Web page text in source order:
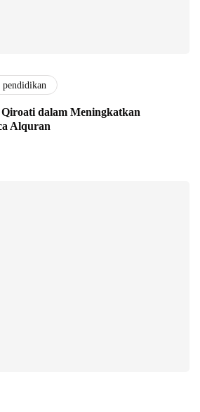
pendidikan
dalam Meningkatkan
Alquran